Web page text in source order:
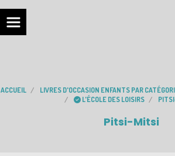
ACCUEIL LIVRES D'OCCASION ENFANTS PAR
L'ÉCOLE DES LOISIRS
Pitsi-Mitsi